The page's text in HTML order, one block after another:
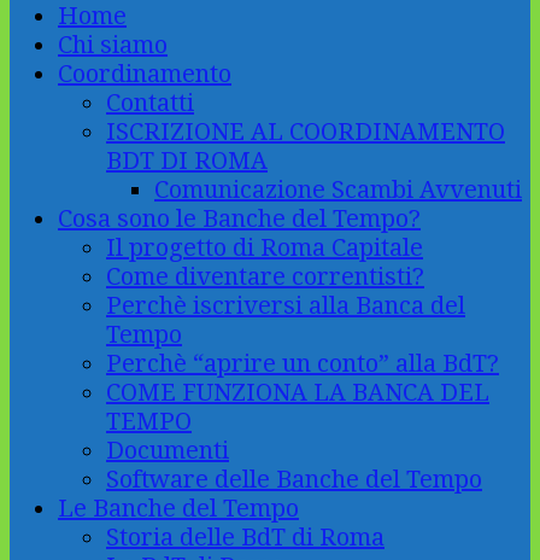
Home
Chi siamo
Coordinamento
Contatti
ISCRIZIONE AL COORDINAMENTO
BDT DI ROMA
Comunicazione Scambi Avvenuti
Cosa sono le Banche del Tempo?
Il progetto di Roma Capitale
Come diventare correntisti?
Perchè iscriversi alla Banca del
Tempo
Perchè “aprire un conto” alla BdT?
COME FUNZIONA LA BANCA DEL
TEMPO
Documenti
Software delle Banche del Tempo
Le Banche del Tempo
Storia delle BdT di Roma